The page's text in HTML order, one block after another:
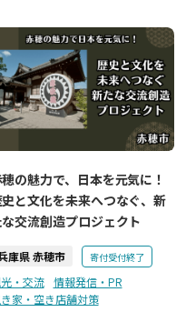
の魅力で、日本を元気に！
と文化を未来へつなぐ、新
な交流創造プロジェクト
庫県 赤穂市 寄付受付終了
・交流
情報発信・PR
家・空き店舗対策